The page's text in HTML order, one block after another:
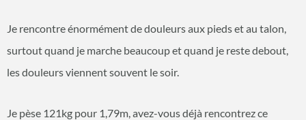
Je rencontre énormément de douleurs aux pieds et au talon,
surtout quand je marche beaucoup et quand je reste debout,
les douleurs viennent souvent le soir.
Je pèse 121kg pour 1,79m, avez-vous déjà rencontrez ce